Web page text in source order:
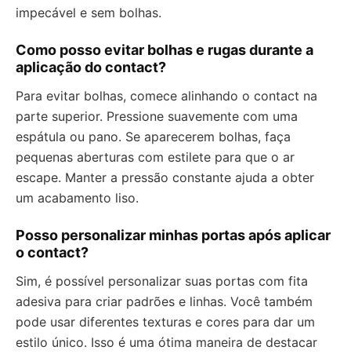
impecável e sem bolhas.
Como posso evitar bolhas e rugas durante a
aplicação do contact?
Para evitar bolhas, comece alinhando o contact na
parte superior. Pressione suavemente com uma
espátula ou pano. Se aparecerem bolhas, faça
pequenas aberturas com estilete para que o ar
escape. Manter a pressão constante ajuda a obter
um acabamento liso.
Posso personalizar minhas portas após aplicar
o contact?
Sim, é possível personalizar suas portas com fita
adesiva para criar padrões e linhas. Você também
pode usar diferentes texturas e cores para dar um
estilo único. Isso é uma ótima maneira de destacar